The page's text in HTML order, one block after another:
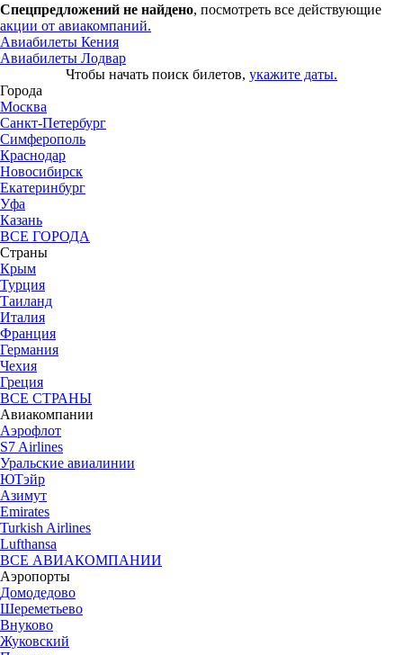
Спецпредложений не найдено, посмотреть все действующие
акции от авиакомпаний.
Авиабилеты Кения
Авиабилеты Лодвар
Чтобы начать поиск билетов, укажите даты.
Города
Москва
Санкт-Петербург
Симферополь
Краснодар
Новосибирск
Екатеринбург
Уфа
Казань
ВСЕ ГОРОДА
Страны
Крым
Турция
Таиланд
Италия
Франция
Германия
Чехия
Греция
ВСЕ СТРАНЫ
Авиакомпании
Аэрофлот
S7 Airlines
Уральские авиалинии
ЮТэйр
Азимут
Emirates
Turkish Airlines
Lufthansa
ВСЕ АВИАКОМПАНИИ
Аэропорты
Домодедово
Шереметьево
Внуково
Жуковский